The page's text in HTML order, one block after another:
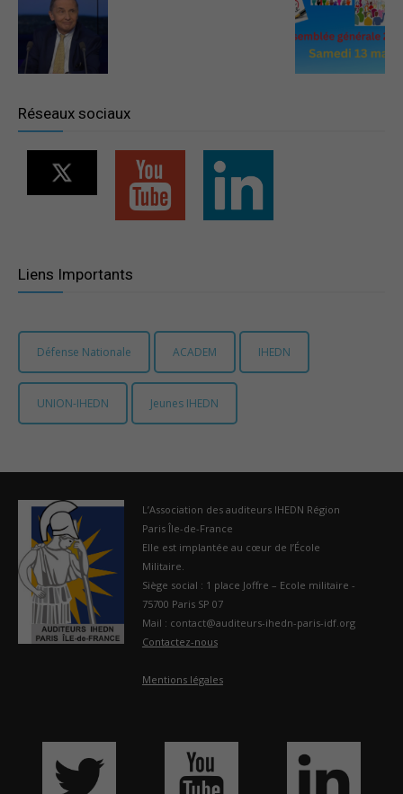
Paris
France
Réseaux sociaux
Liens Importants
Défense Nationale ACADEM IHEDN
UNION-IHEDN Jeunes IHEDN
L’Association des auditeurs IHEDN Région
Paris Île-de-France
Elle est implantée au cœur de l’École
Militaire.
Siège social : 1 place Joffre – Ecole militaire -
75700 Paris SP 07
Mail : contact@auditeurs-ihedn-paris-idf.org
Contactez-nous
Mentions légales